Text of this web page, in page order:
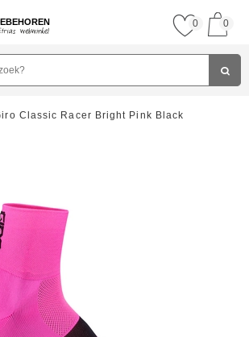
0 0
Classic Racer Bright Pink Black